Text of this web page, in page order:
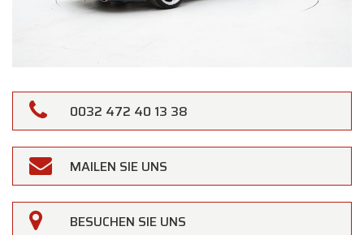
0032 472 40 13 38
MAILEN SIE UNS
BESUCHEN SIE UNS